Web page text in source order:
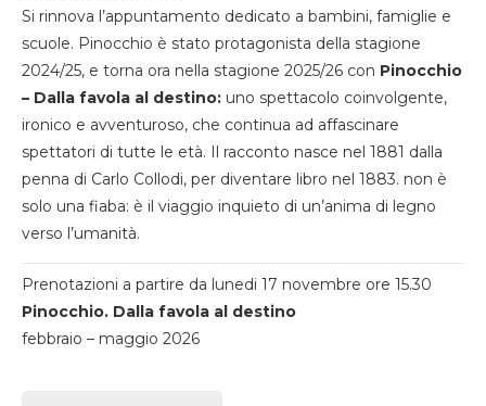
Si rinnova l’appuntamento dedicato a bambini, famiglie e
scuole. Pinocchio è stato protagonista della stagione
2024/25, e torna ora nella stagione 2025/26 con Pinocchio
– Dalla favola al destino: uno spettacolo coinvolgente,
ironico e avventuroso, che continua ad affascinare
spettatori di tutte le età. Il racconto nasce nel 1881 dalla
penna di Carlo Collodi, per diventare libro nel 1883. non è
solo una fiaba: è il viaggio inquieto di un’anima di legno
verso l’umanità.
Prenotazioni a partire da lunedi 17 novembre ore 15.30
Pinocchio. Dalla favola al destino
febbraio – maggio 2026